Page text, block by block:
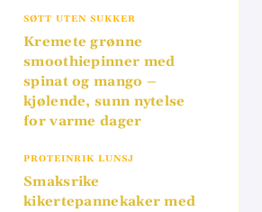
SØTT UTEN SUKKER
Kremete grønne
smoothiepinner med
spinat og mango –
kjølende, sunn nytelse
for varme dager
PROTEINRIK LUNSJ
Smaksrike
kikertepannekaker med